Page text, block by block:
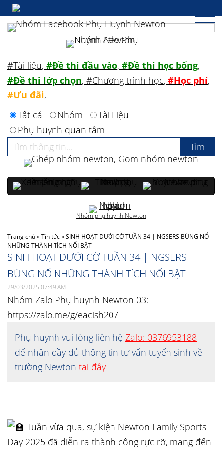
Trang chủ»Tin tức»SINH HOẠT DƯỚI CỜ TUẦN 34 | NGSERS BÙNG NỔ
NHỮNG THÀNH TÍCH NỔI BẬT
SINH HOẠT DƯỚI CỜ TUẦN 34 | NGSERS
BÙNG NỔ NHỮNG THÀNH TÍCH NỔI BẬT
29/03/2025 07:49 AM
Nhóm Zalo Phụ huynh Newton 03:
https://zalo.me/g/eacish207
Phụ huynh vui lòng liên hệ Zalo: 0376953188
để nhận đầy đủ thông tin tư vấn tuyển sinh về
trường Newton tại đây
Tuần vừa qua, sự kiện Newton Family Sports
Day 2025 đã diễn ra thành công rực rỡ, mang đến
#Tài liệu, #Đề thi đầu vào, #Đề thi học bổng,
#Đề thi lớp chọn, #Chương trình học, #Học phí,
#Ưu đãi,
Tất cả
Nhóm
Tài Liệu
Phụ huynh quan tâm
Nhóm phụ huynh Newton